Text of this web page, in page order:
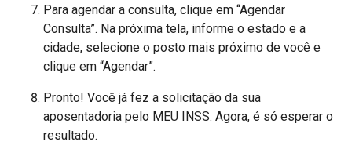
Para agendar a consulta, clique em “Agendar
Consulta”. Na próxima tela, informe o estado e a
cidade, selecione o posto mais próximo de você e
clique em “Agendar”.
Pronto! Você já fez a solicitação da sua
aposentadoria pelo MEU INSS. Agora, é só esperar o
resultado.